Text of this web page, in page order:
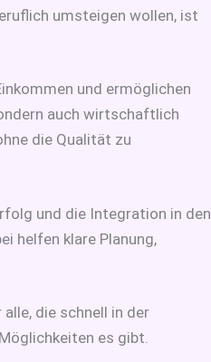
umsteigen wollen, ist
und ermöglichen
auch wirtschaftlich
die Qualität zu
und die Integration in den
helfen klare Planung,
die schnell in der
es gibt.